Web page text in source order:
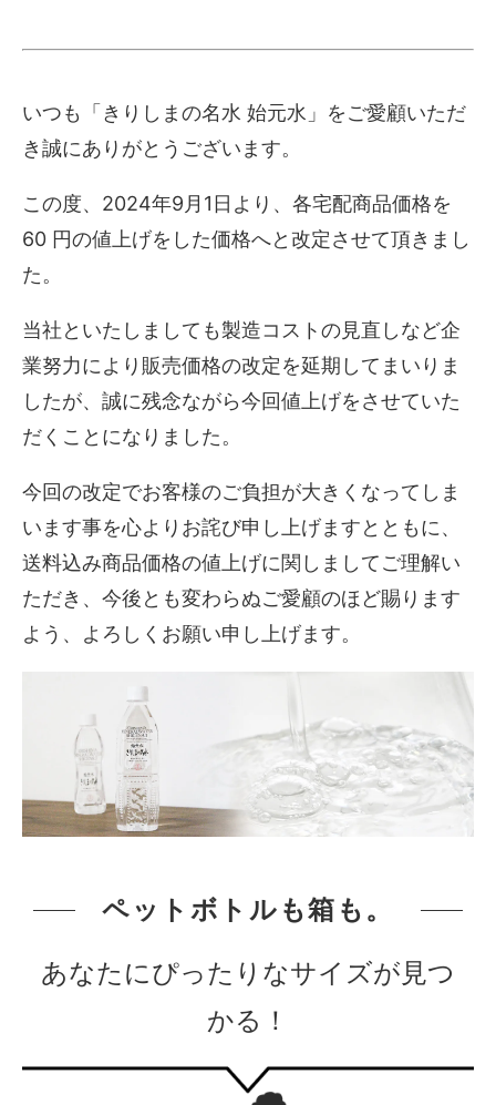
いつも「きりしまの名水 始元水」をご愛顧いただ
き誠にありがとうございます。
この度、2024年9月1日より、各宅配商品価格を
60 円の値上げをした価格へと改定させて頂きまし
た。
当社といたしましても製造コストの見直しなど企
業努力により販売価格の改定を延期してまいりま
したが、誠に残念ながら今回値上げをさせていた
だくことになりました。
今回の改定でお客様のご負担が大きくなってしま
います事を心よりお詫び申し上げますとともに、
送料込み商品価格の値上げに関しましてご理解い
ただき、今後とも変わらぬご愛顧のほど賜ります
よう、よろしくお願い申し上げます。
ペットボトルも箱も。
あなたにぴったりなサイズが見つ
かる！